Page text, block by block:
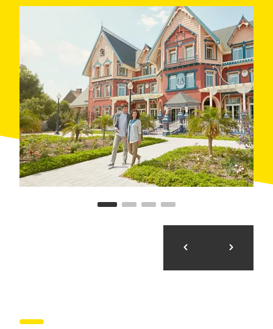
l’entrada al Lounge Club, un espai exclusiu
disponible cada vespre de 19:00 h a 20:30 h. Aquest
hotel és la combinació perfecta d’immersió temàtica,
confort i servei exclusiu.